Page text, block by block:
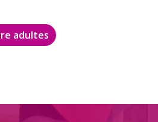
adultes